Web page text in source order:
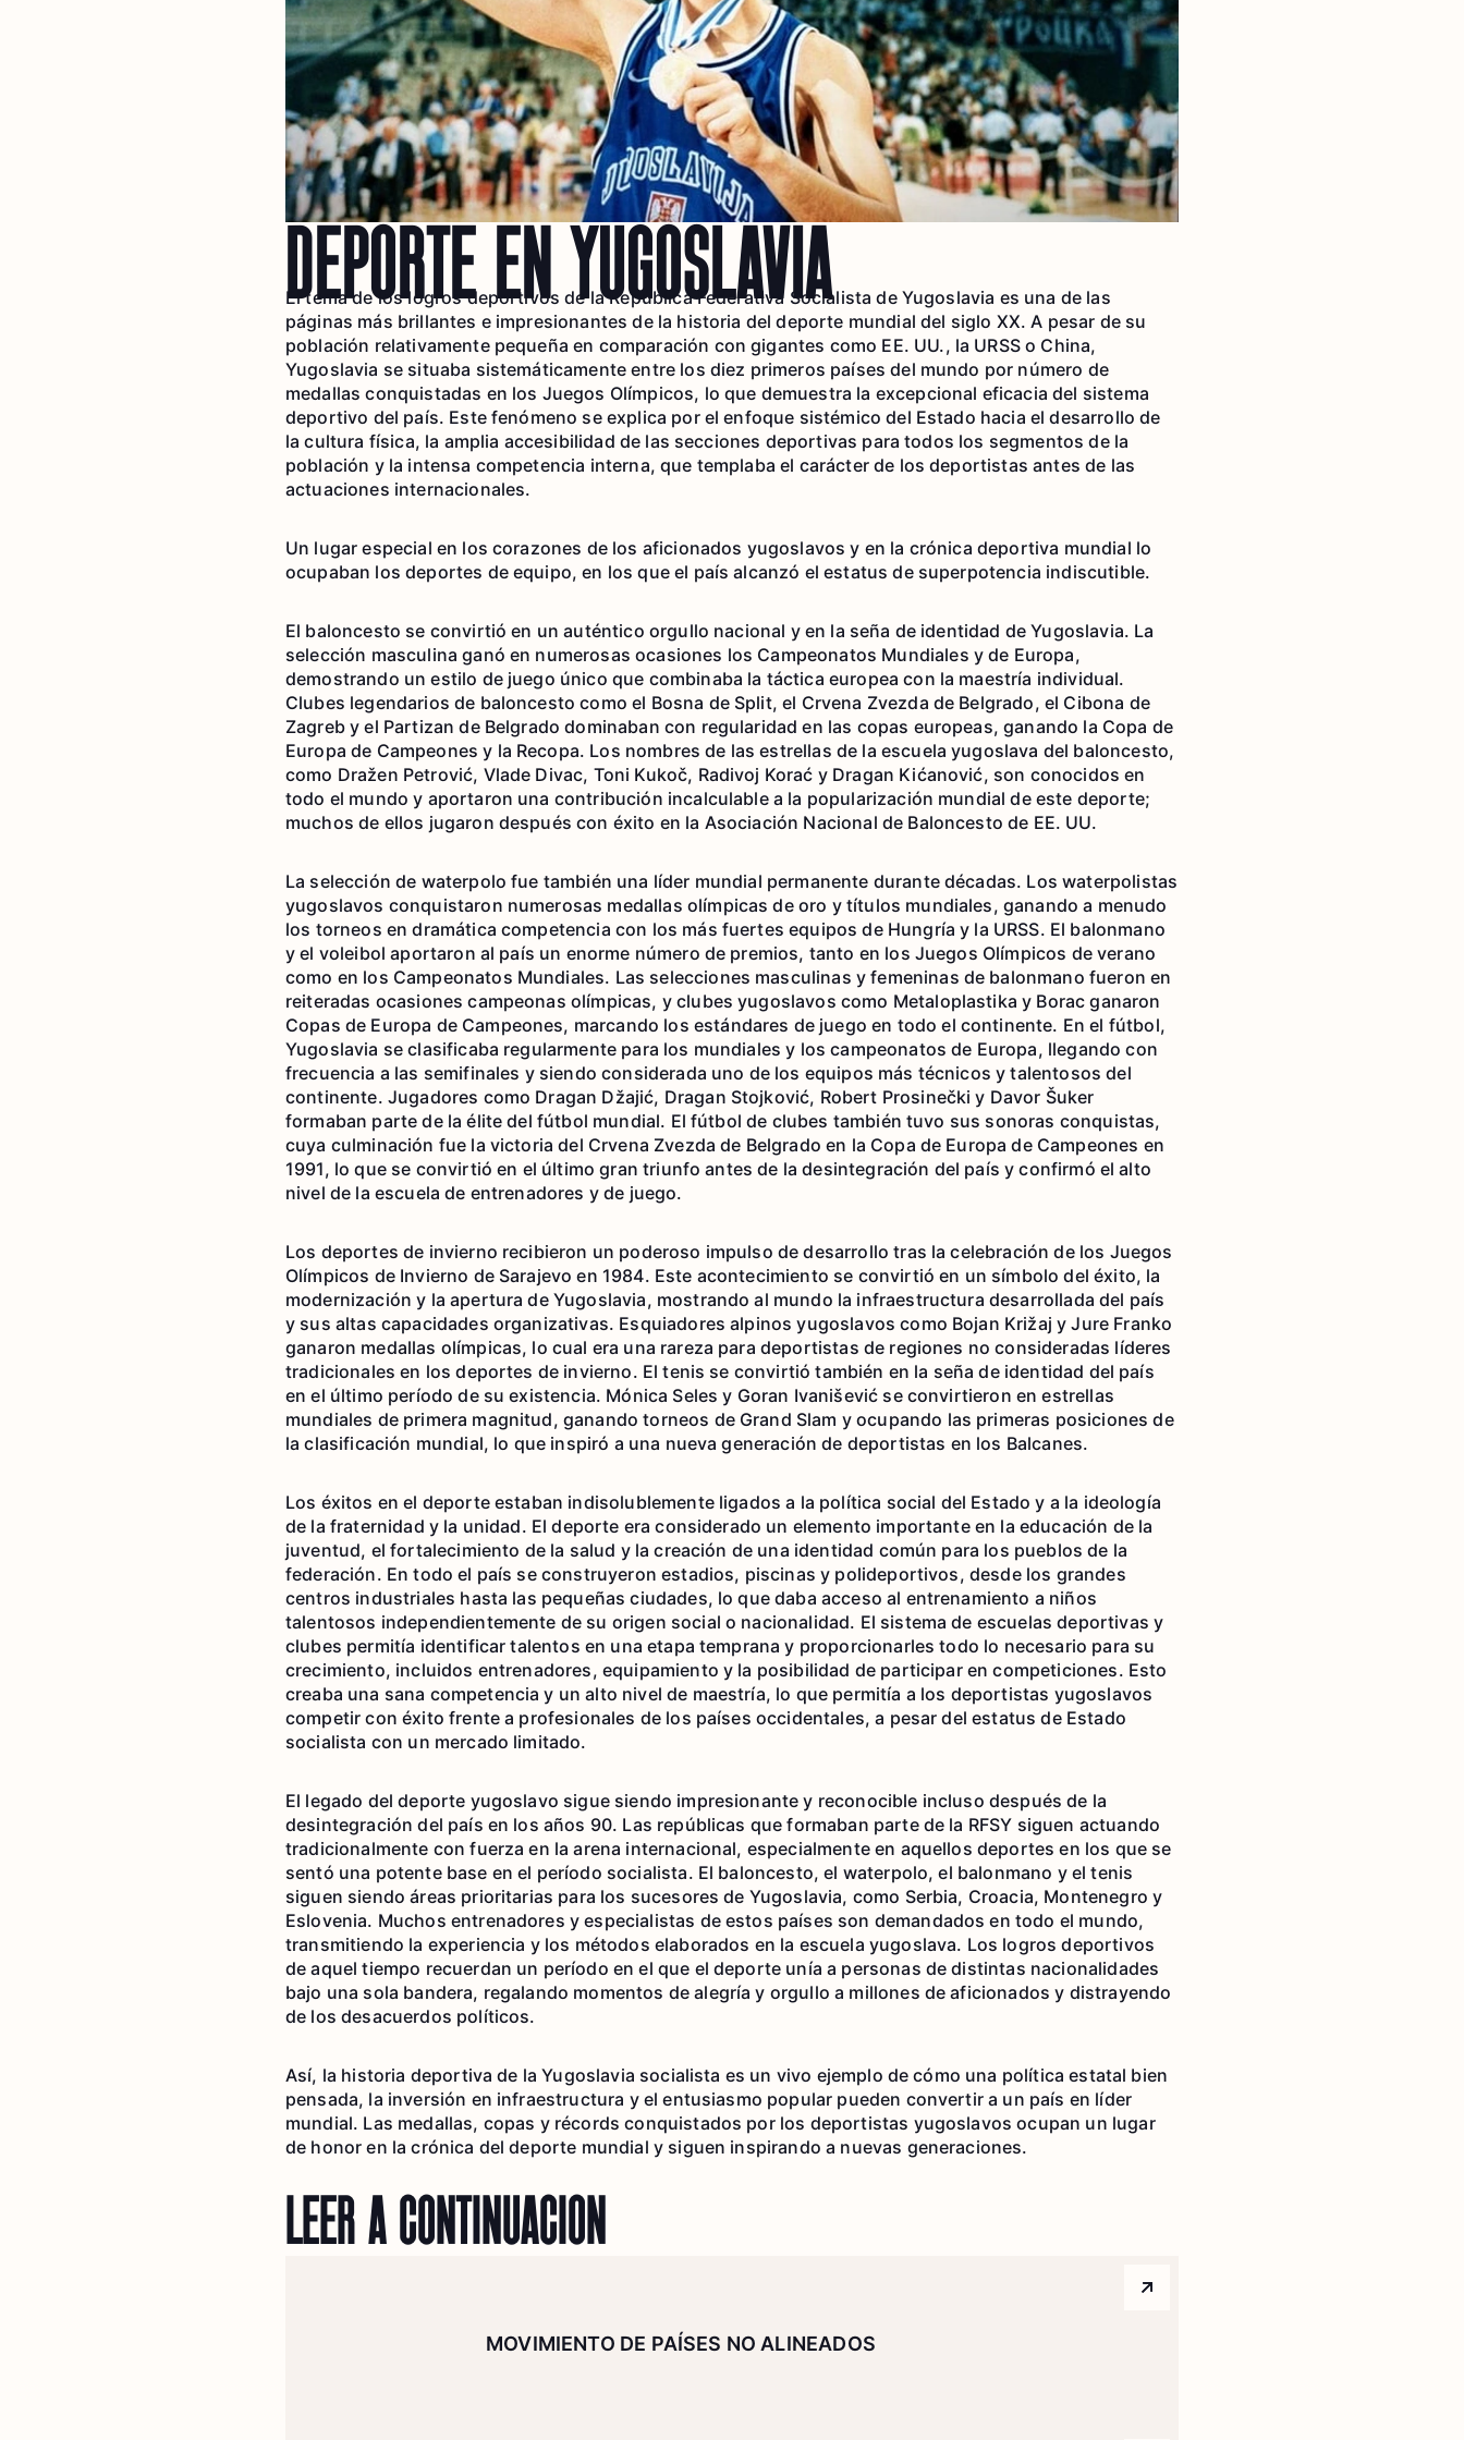
DEPORTE EN YUGOSLAVIA
El tema de los logros deportivos de la República Federativa Socialista de Yugoslavia es una de las
páginas más brillantes e impresionantes de la historia del deporte mundial del siglo XX. A pesar de su
población relativamente pequeña en comparación con gigantes como EE. UU., la URSS o China,
Yugoslavia se situaba sistemáticamente entre los diez primeros países del mundo por número de
medallas conquistadas en los Juegos Olímpicos, lo que demuestra la excepcional eficacia del sistema
deportivo del país. Este fenómeno se explica por el enfoque sistémico del Estado hacia el desarrollo de
la cultura física, la amplia accesibilidad de las secciones deportivas para todos los segmentos de la
población y la intensa competencia interna, que templaba el carácter de los deportistas antes de las
actuaciones internacionales.
Un lugar especial en los corazones de los aficionados yugoslavos y en la crónica deportiva mundial lo
ocupaban los deportes de equipo, en los que el país alcanzó el estatus de superpotencia indiscutible.
El baloncesto se convirtió en un auténtico orgullo nacional y en la seña de identidad de Yugoslavia. La
selección masculina ganó en numerosas ocasiones los Campeonatos Mundiales y de Europa,
demostrando un estilo de juego único que combinaba la táctica europea con la maestría individual.
Clubes legendarios de baloncesto como el Bosna de Split, el Crvena Zvezda de Belgrado, el Cibona de
Zagreb y el Partizan de Belgrado dominaban con regularidad en las copas europeas, ganando la Copa de
Europa de Campeones y la Recopa. Los nombres de las estrellas de la escuela yugoslava del baloncesto,
como Dražen Petrović, Vlade Divac, Toni Kukoč, Radivoj Korać y Dragan Kićanović, son conocidos en
todo el mundo y aportaron una contribución incalculable a la popularización mundial de este deporte;
muchos de ellos jugaron después con éxito en la Asociación Nacional de Baloncesto de EE. UU.
La selección de waterpolo fue también una líder mundial permanente durante décadas. Los waterpolistas
yugoslavos conquistaron numerosas medallas olímpicas de oro y títulos mundiales, ganando a menudo
los torneos en dramática competencia con los más fuertes equipos de Hungría y la URSS. El balonmano
y el voleibol aportaron al país un enorme número de premios, tanto en los Juegos Olímpicos de verano
como en los Campeonatos Mundiales. Las selecciones masculinas y femeninas de balonmano fueron en
reiteradas ocasiones campeonas olímpicas, y clubes yugoslavos como Metaloplastika y Borac ganaron
Copas de Europa de Campeones, marcando los estándares de juego en todo el continente. En el fútbol,
Yugoslavia se clasificaba regularmente para los mundiales y los campeonatos de Europa, llegando con
frecuencia a las semifinales y siendo considerada uno de los equipos más técnicos y talentosos del
continente. Jugadores como Dragan Džajić, Dragan Stojković, Robert Prosinečki y Davor Šuker
formaban parte de la élite del fútbol mundial. El fútbol de clubes también tuvo sus sonoras conquistas,
cuya culminación fue la victoria del Crvena Zvezda de Belgrado en la Copa de Europa de Campeones en
1991, lo que se convirtió en el último gran triunfo antes de la desintegración del país y confirmó el alto
nivel de la escuela de entrenadores y de juego.
Los deportes de invierno recibieron un poderoso impulso de desarrollo tras la celebración de los Juegos
Olímpicos de Invierno de Sarajevo en 1984. Este acontecimiento se convirtió en un símbolo del éxito, la
modernización y la apertura de Yugoslavia, mostrando al mundo la infraestructura desarrollada del país
y sus altas capacidades organizativas. Esquiadores alpinos yugoslavos como Bojan Križaj y Jure Franko
ganaron medallas olímpicas, lo cual era una rareza para deportistas de regiones no consideradas líderes
tradicionales en los deportes de invierno. El tenis se convirtió también en la seña de identidad del país
en el último período de su existencia. Mónica Seles y Goran Ivanišević se convirtieron en estrellas
mundiales de primera magnitud, ganando torneos de Grand Slam y ocupando las primeras posiciones de
la clasificación mundial, lo que inspiró a una nueva generación de deportistas en los Balcanes.
Los éxitos en el deporte estaban indisolublemente ligados a la política social del Estado y a la ideología
de la fraternidad y la unidad. El deporte era considerado un elemento importante en la educación de la
juventud, el fortalecimiento de la salud y la creación de una identidad común para los pueblos de la
federación. En todo el país se construyeron estadios, piscinas y polideportivos, desde los grandes
centros industriales hasta las pequeñas ciudades, lo que daba acceso al entrenamiento a niños
talentosos independientemente de su origen social o nacionalidad. El sistema de escuelas deportivas y
clubes permitía identificar talentos en una etapa temprana y proporcionarles todo lo necesario para su
crecimiento, incluidos entrenadores, equipamiento y la posibilidad de participar en competiciones. Esto
creaba una sana competencia y un alto nivel de maestría, lo que permitía a los deportistas yugoslavos
competir con éxito frente a profesionales de los países occidentales, a pesar del estatus de Estado
socialista con un mercado limitado.
El legado del deporte yugoslavo sigue siendo impresionante y reconocible incluso después de la
desintegración del país en los años 90. Las repúblicas que formaban parte de la RFSY siguen actuando
tradicionalmente con fuerza en la arena internacional, especialmente en aquellos deportes en los que se
sentó una potente base en el período socialista. El baloncesto, el waterpolo, el balonmano y el tenis
siguen siendo áreas prioritarias para los sucesores de Yugoslavia, como Serbia, Croacia, Montenegro y
Eslovenia. Muchos entrenadores y especialistas de estos países son demandados en todo el mundo,
transmitiendo la experiencia y los métodos elaborados en la escuela yugoslava. Los logros deportivos
de aquel tiempo recuerdan un período en el que el deporte unía a personas de distintas nacionalidades
bajo una sola bandera, regalando momentos de alegría y orgullo a millones de aficionados y distrayendo
de los desacuerdos políticos.
Así, la historia deportiva de la Yugoslavia socialista es un vivo ejemplo de cómo una política estatal bien
pensada, la inversión en infraestructura y el entusiasmo popular pueden convertir a un país en líder
mundial. Las medallas, copas y récords conquistados por los deportistas yugoslavos ocupan un lugar
de honor en la crónica del deporte mundial y siguen inspirando a nuevas generaciones.
LEER A CONTINUACIÓN
MOVIMIENTO DE PAÍSES NO ALINEADOS
Arrow top right